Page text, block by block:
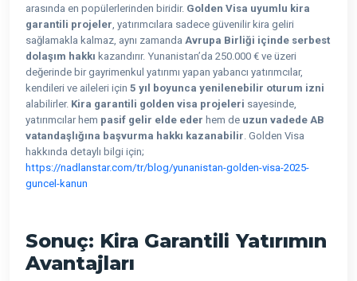
arasında en popülerlerinden biridir. Golden Visa uyumlu kira
garantili projeler, yatırımcılara sadece güvenilir kira geliri
sağlamakla kalmaz, aynı zamanda Avrupa Birliği içinde serbest
dolaşım hakkı kazandırır. Yunanistan’da 250.000 € ve üzeri
değerinde bir gayrimenkul yatırımı yapan yabancı yatırımcılar,
kendileri ve aileleri için 5 yıl boyunca yenilenebilir oturum izni
alabilirler. Kira garantili golden visa projeleri sayesinde,
yatırımcılar hem pasif gelir elde eder hem de uzun vadede AB
vatandaşlığına başvurma hakkı kazanabilir. Golden Visa
hakkında detaylı bilgi için;
https://nadlanstar.com/tr/blog/yunanistan-golden-visa-2025-
guncel-kanun
Sonuç: Kira Garantili Yatırımın
Avantajları